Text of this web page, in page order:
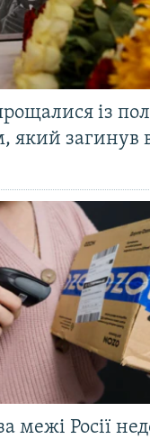
із
який загинув
межі Росії